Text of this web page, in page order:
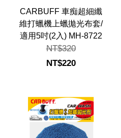
CARBUFF 車痴超細纖
維打蠟機上蠟拋光布套/
適用5吋(2入) MH-8722
NT$320
NT$220